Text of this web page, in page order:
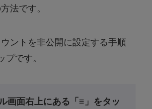
法です。
ントを非公開に設定する手順
プです。
画面右上にある「≡」をタッ